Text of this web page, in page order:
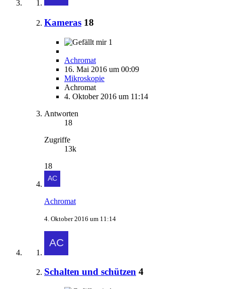
Kameras 18
1
Achromat
16. Mai 2016 um 00:09
Mikroskopie
Achromat
4. Oktober 2016 um 11:14
Antworten
18
Zugriffe
13k
18
Achromat
4. Oktober 2016 um 11:14
Schalten und schützen 4